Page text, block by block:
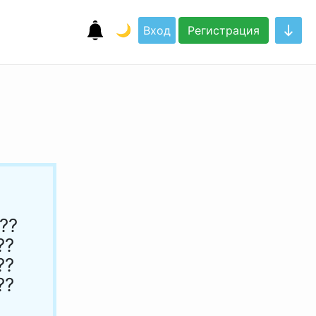
🌙 Вход Регистрация